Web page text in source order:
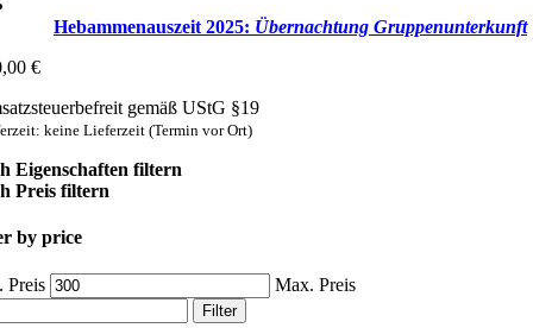
Hebammenauszeit 2025: Übernachtung Gruppen­unterkunft
€
gemäß UStG §19
keine Lieferzeit (Termin vor Ort)
Eigenschaften filtern
Preis filtern
by price
Preis Max. Preis
Filter